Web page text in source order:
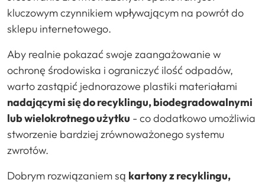
kluczowym czynnikiem wpływającym na powrót do
sklepu internetowego.
Aby realnie pokazać swoje zaangażowanie w
ochronę środowiska i ograniczyć ilość odpadów,
warto zastąpić jednorazowe plastiki materiałami
nadającymi się do recyklingu, biodegradowalnymi
lub wielokrotnego użytku - co dodatkowo umożliwia
stworzenie bardziej zrównoważonego systemu
zwrotów.
Dobrym rozwiązaniem są kartony z recyklingu,